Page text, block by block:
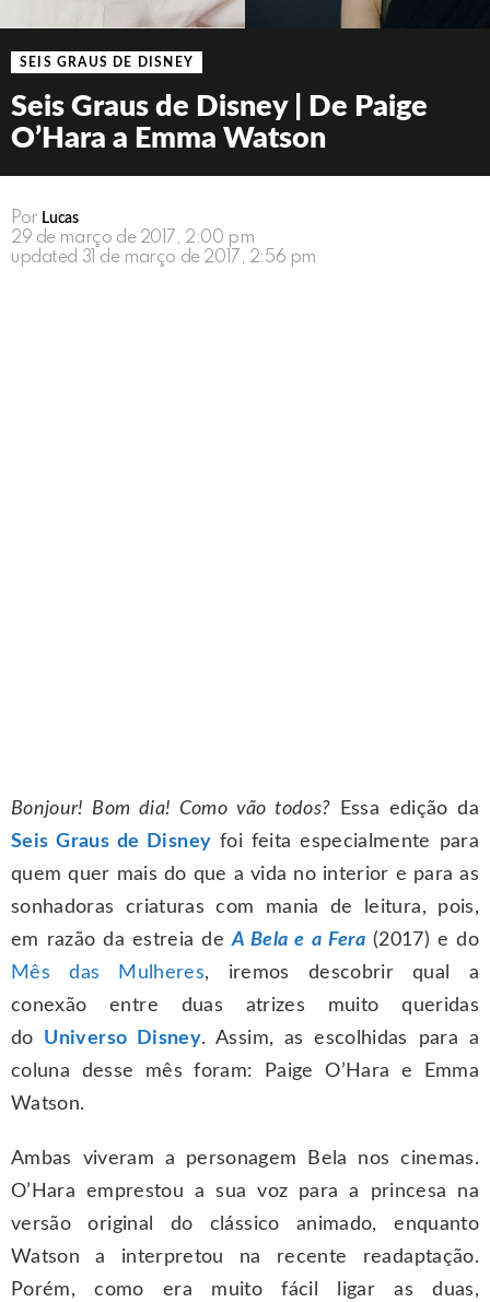
SEIS GRAUS DE DISNEY
Seis Graus de Disney | De Paige
O’Hara a Emma Watson
Por Lucas
29 de março de 2017, 2:00 pm
updated 31 de março de 2017, 2:56 pm
Bonjour! Bom dia! Como vão todos? Essa edição da
Seis Graus de Disney foi feita especialmente para
quem quer mais do que a vida no interior e para as
sonhadoras criaturas com mania de leitura, pois,
em razão da estreia deA Bela e a Fera (2017) e do
Mês das Mulheres, iremos descobrir qual a
conexão entre duas atrizes muito queridas
do Universo Disney. Assim, as escolhidas para a
coluna desse mês foram: Paige O’Hara e Emma
Watson.
Ambas viveram a personagem Bela nos cinemas.
O’Hara emprestou a sua voz para a princesa na
versão original do clássico animado, enquanto
Watson a interpretou na recente readaptação.
Porém, como era muito fácil ligar as duas,